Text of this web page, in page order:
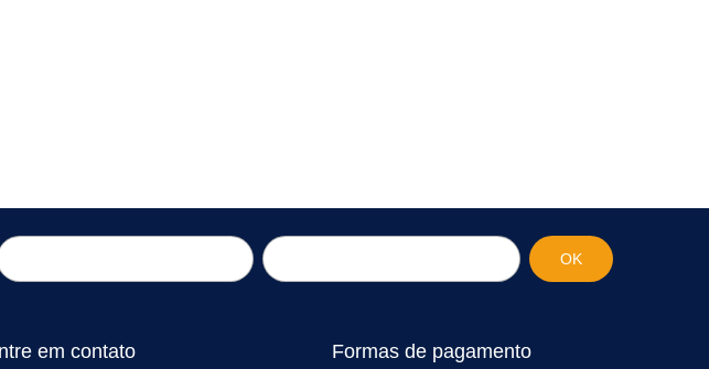
em contato Formas de pagamento